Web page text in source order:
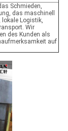
Schmieden,
das maschinell
lokale Logistik,
Wir
des Kunden als
auf